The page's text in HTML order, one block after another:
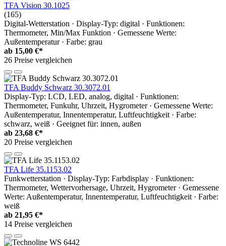
TFA Vision 30.1025
(165)
Digital-Wetterstation · Display-Typ: digital · Funktionen:
Thermometer, Min/Max Funktion · Gemessene Werte:
Außentemperatur · Farbe: grau
ab 15,00 €*
26 Preise vergleichen
TFA Buddy Schwarz 30.3072.01
Display-Typ: LCD, LED, analog, digital · Funktionen:
Thermometer, Funkuhr, Uhrzeit, Hygrometer · Gemessene Werte:
Außentemperatur, Innentemperatur, Luftfeuchtigkeit · Farbe:
schwarz, weiß · Geeignet für: innen, außen
ab 23,68 €*
20 Preise vergleichen
TFA Life 35.1153.02
Funkwetterstation · Display-Typ: Farbdisplay · Funktionen:
Thermometer, Wettervorhersage, Uhrzeit, Hygrometer · Gemessene
Werte: Außentemperatur, Innentemperatur, Luftfeuchtigkeit · Farbe:
weiß
ab 21,95 €*
14 Preise vergleichen